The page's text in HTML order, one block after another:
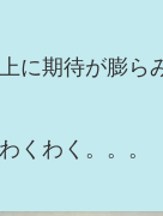
に期待が膨ら
くわく。。。